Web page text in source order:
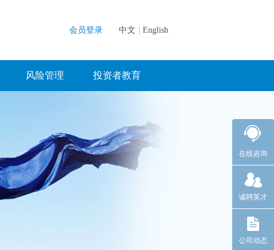
在线咨询
诚聘英才
公司动态
会员登录 中文 English
风险管理 投资者教育